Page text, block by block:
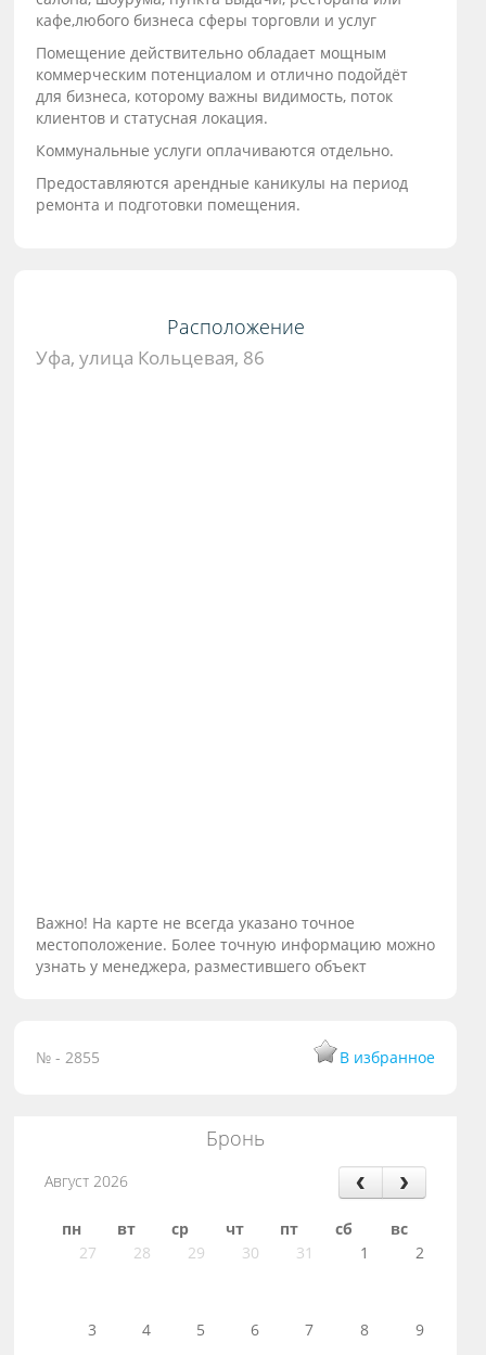
кафе,любого бизнеса сферы торговли и услуг
Помещение действительно обладает мощным
коммерческим потенциалом и отлично подойдёт
для бизнеса, которому важны видимость, поток
клиентов и статусная локация.
Коммунальные услуги оплачиваются отдельно.
Предоставляются арендные каникулы на период
ремонта и подготовки помещения.
Расположение
Уфа, улица Кольцевая, 86
Важно! На карте не всегда указано точное
местоположение. Более точную информацию можно
узнать у менеджера, разместившего объект
№ - 2855 В избранное
Бронь
Август 2026
пн вт ср чт пт сб
вс
27
28 29 30 31 1 2
3 4 5 6 7 8 9